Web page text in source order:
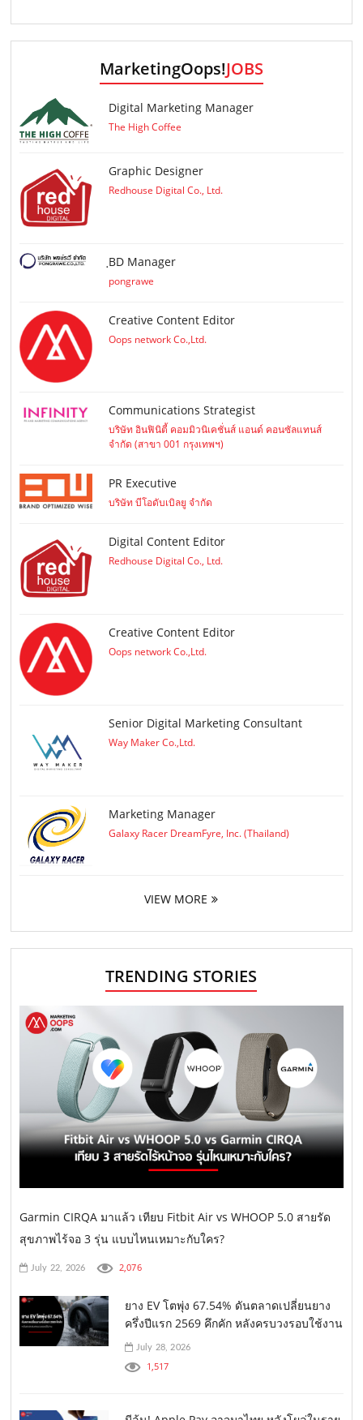
MarketingOops!JOBS
Digital Marketing Manager
The High Coffee
Graphic Designer
Redhouse Digital Co., Ltd.
ฺBD Manager
pongrawe
Creative Content Editor
Oops network Co.,Ltd.
Communications Strategist
บริษัท อินฟินิตี้ คอมมิวนิเคชั่นส์ แอนด์ คอนซัลแทนส์
จำกัด (สาขา 001 กรุงเทพฯ)
PR Executive
บริษัท บีโอดับเบิลยู จำกัด
Digital Content Editor
Redhouse Digital Co., Ltd.
Creative Content Editor
Oops network Co.,Ltd.
Senior Digital Marketing Consultant
Way Maker Co.,Ltd.
Marketing Manager
Galaxy Racer DreamFyre, Inc. (Thailand)
VIEW MORE
TRENDING STORIES
Garmin CIRQA มาแล้ว เทียบ Fitbit Air vs WHOOP 5.0 สายรัด
สุขภาพไร้จอ 3 รุ่น แบบไหนเหมาะกับใคร?
July 22, 2026 2,076
ยาง EV โตพุ่ง 67.54% ดันตลาดเปลี่ยนยาง
ครึ่งปีแรก 2569 คึกคัก หลังครบวงรอบใช้งาน
July 28, 2026
1,517